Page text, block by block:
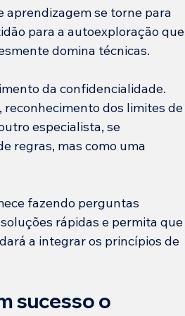
aprendizagem se torne para
para a autoexploração que
domina técnicas.
da confidencialidade.
reconhecimento dos limites de
especialista, se
regras, mas como uma
fazendo perguntas
rápidas e permita que
a integrar os princípios de
sucesso o